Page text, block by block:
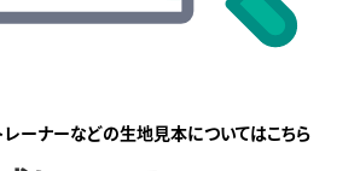
レーナーなどの生地見本についてはこちら